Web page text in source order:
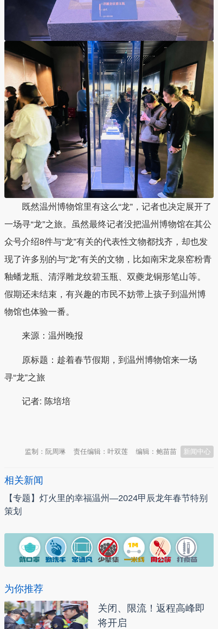
既然温州博物馆里有这么“龙”，记者也决定展开了
一场寻“龙”之旅。虽然最终记者没把温州博物馆在其公
众号介绍8件与“龙”有关的代表性文物都找齐，却也发
现了许多别的与“龙”有关的文物，比如南宋龙泉窑粉青
釉蟠龙瓶、清浮雕龙纹碧玉瓶、双夔龙铜形笔山等。
假期还未结束，有兴趣的市民不妨带上孩子到温州博
物馆也体验一番。
来源： 温州晚报
原标题： 趁着春节假期，到温州博物馆来一场
寻“龙”之旅
记者: 陈培培
新闻中心
编辑：鲍苗苗
责任编辑：叶双莲
监制：阮周琳
相关新闻
【专题】灯火里的幸福温州—2024甲辰龙年春节特别
策划
为你推荐
关闭、限流！返程高峰即
将开启